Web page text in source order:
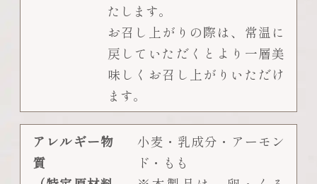
たします。
お召し上がりの際は、常温に
戻していただくとより一層美
味しくお召し上がりいただけ
ます。
アレルギー物
質
小麦・乳成分・アーモン
ド・もも